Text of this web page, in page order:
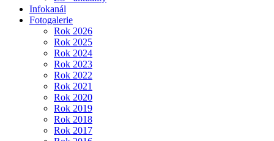
Infokanál
Fotogalerie
Rok 2026
Rok 2025
Rok 2024
Rok 2023
Rok 2022
Rok 2021
Rok 2020
Rok 2019
Rok 2018
Rok 2017